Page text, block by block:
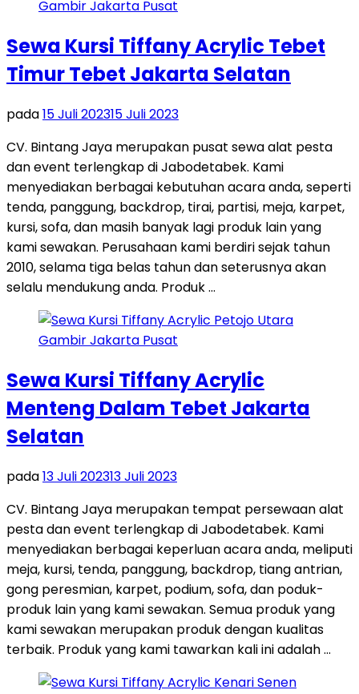
Sewa Kursi Tiffany Acrylic Tebet
Timur Tebet Jakarta Selatan
pada15 Juli 202315 Juli 2023
CV. Bintang Jaya merupakan pusat sewa alat pesta
dan event terlengkap di Jabodetabek. Kami
menyediakan berbagai kebutuhan acara anda, seperti
tenda, panggung, backdrop, tirai, partisi, meja, karpet,
kursi, sofa, dan masih banyak lagi produk lain yang
kami sewakan. Perusahaan kami berdiri sejak tahun
2010, selama tiga belas tahun dan seterusnya akan
selalu mendukung anda. Produk …
Sewa Kursi Tiffany Acrylic
Menteng Dalam Tebet Jakarta
Selatan
pada13 Juli 202313 Juli 2023
CV. Bintang Jaya merupakan tempat persewaan alat
pesta dan event terlengkap di Jabodetabek. Kami
menyediakan berbagai keperluan acara anda, meliputi
meja, kursi, tenda, panggung, backdrop, tiang antrian,
gong peresmian, karpet, podium, sofa, dan poduk-
produk lain yang kami sewakan. Semua produk yang
kami sewakan merupakan produk dengan kualitas
terbaik. Produk yang kami tawarkan kali ini adalah …